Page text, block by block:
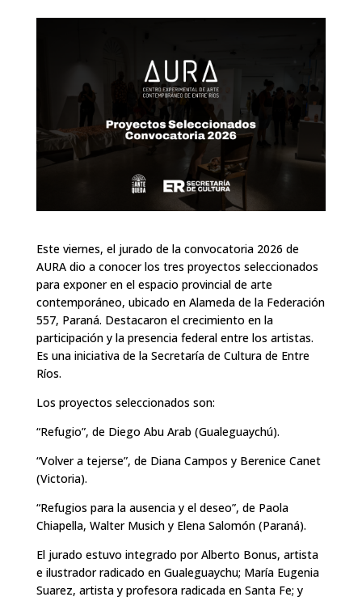
Este viernes, el jurado de la convocatoria 2026 de
AURA dio a conocer los tres proyectos seleccionados
para exponer en el espacio provincial de arte
contemporáneo, ubicado en Alameda de la Federación
557, Paraná. Destacaron el crecimiento en la
participación y la presencia federal entre los artistas.
Es una iniciativa de la Secretaría de Cultura de Entre
Ríos.
Los proyectos seleccionados son:
“Refugio”, de Diego Abu Arab (Gualeguaychú).
“Volver a tejerse”, de Diana Campos y Berenice Canet
(Victoria).
“Refugios para la ausencia y el deseo”, de Paola
Chiapella, Walter Musich y Elena Salomón (Paraná).
El jurado estuvo integrado por Alberto Bonus, artista
e ilustrador radicado en Gualeguaychu; María Eugenia
Suarez, artista y profesora radicada en Santa Fe; y